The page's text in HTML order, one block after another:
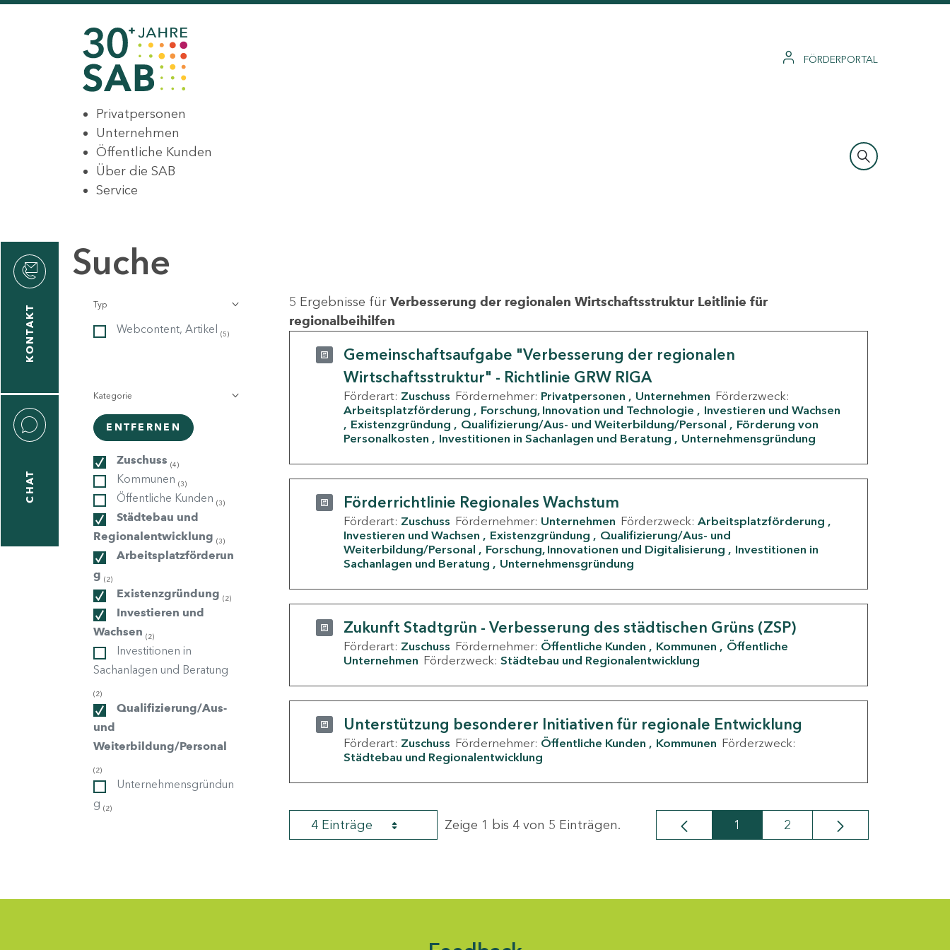
FÖRDERPORTAL
Privatpersonen
Unternehmen
Öffentliche Kunden
Über die SAB
Service
KONTAKT
CHAT
Suche
Typ
Webcontent, Artikel (5)
Kategorie
ENTFERNEN
Zuschuss (4)
Kommunen (3)
Öffentliche Kunden (3)
Städtebau und
Regionalentwicklung (3)
Arbeitsplatzförderun
g (2)
Existenzgründung (2)
Investieren und
Wachsen (2)
Investitionen in
Sachanlagen und Beratung
(2)
Qualifizierung/Aus-
und
Weiterbildung/Personal
(2)
Unternehmensgründun
g (2)
5 Ergebnisse für Verbesserung der regionalen Wirtschaftsstruktur Leitlinie für
regionalbeihilfen
Gemeinschaftsaufgabe "Verbesserung der regionalen
Wirtschaftsstruktur" - Richtlinie GRW RIGA
Förderart: Zuschuss Fördernehmer: Privatpersonen Unternehmen Förderzweck:
Arbeitsplatzförderung
Forschung, Innovation und Technologie
Investieren und Wachsen
Existenzgründung
Qualifizierung/Aus- und Weiterbildung/Personal
Förderung von
Personalkosten
Investitionen in Sachanlagen und Beratung Unternehmensgründung
Förderrichtlinie Regionales Wachstum
Förderart: Zuschuss Fördernehmer: Unternehmen Förderzweck: Arbeitsplatzförderung
Investieren und Wachsen
Existenzgründung
Qualifizierung/Aus- und
Weiterbildung/Personal
Forschung, Innovationen und Digitalisierung
Investitionen in
Sachanlagen und Beratung
Unternehmensgründung
Zukunft Stadtgrün - Verbesserung des städtischen Grüns (ZSP)
Förderart: Zuschuss Fördernehmer: Öffentliche Kunden Kommunen
Öffentliche
Unternehmen Förderzweck: Städtebau und Regionalentwicklung
Unterstützung besonderer Initiativen für regionale Entwicklung
Förderart: Zuschuss Fördernehmer: Öffentliche Kunden Kommunen Förderzweck:
Städtebau und Regionalentwicklung
4 Einträge Zeige 1 bis 4 von 5 Einträgen. Seite
1 Seite
2